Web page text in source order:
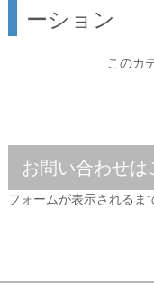
ーション
このカ
お問い合わせは
フォームが表示されるま